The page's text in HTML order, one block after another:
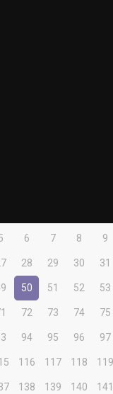
6 7 8 9
28 29 30 31
50 51 52 53
72 73 74 75
94 95 96 97
116 117 118 119
138 139 140 141